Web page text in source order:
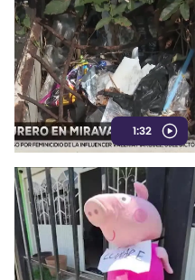
1:32